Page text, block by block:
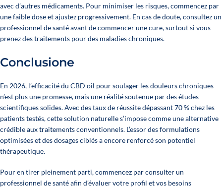
avec d’autres médicaments. Pour minimiser les risques, commencez par
une faible dose et ajustez progressivement. En cas de doute, consultez un
professionnel de santé avant de commencer une cure, surtout si vous
prenez des traitements pour des maladies chroniques.
Conclusione
En 2026, l’efficacité du CBD oil pour soulager les douleurs chroniques
n’est plus une promesse, mais une réalité soutenue par des études
scientifiques solides. Avec des taux de réussite dépassant 70 % chez les
patients testés, cette solution naturelle s’impose comme une alternative
crédible aux traitements conventionnels. L’essor des formulations
optimisées et des dosages ciblés a encore renforcé son potentiel
thérapeutique.
Pour en tirer pleinement parti, commencez par consulter un
professionnel de santé afin d’évaluer votre profil et vos besoins